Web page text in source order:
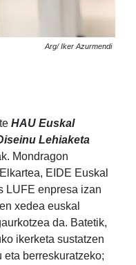
Arg/ Iker Azurmendi
HAU Euskal
Lehiaketa
Mondragon
EIDE Euskal
LUFE enpresa izan
xedea euskal
da. Batetik,
ikerketa sustatzen
berreskuratzeko;